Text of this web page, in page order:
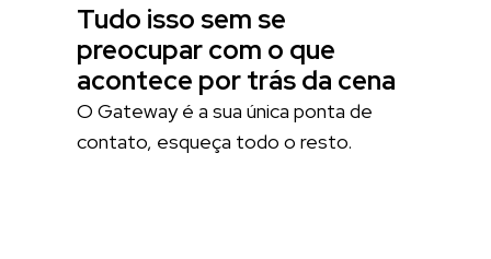
Tudo isso sem se
preocupar com o que
acontece por trás da cena
O Gateway é a sua única ponta de
contato, esqueça todo o resto.